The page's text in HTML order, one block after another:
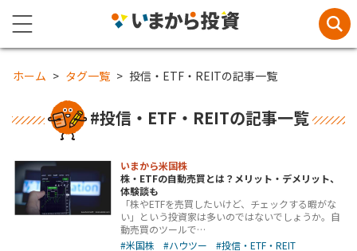
ホーム タグ一覧 投信・ETF・REITの記事一覧
#投信・ETF・REITの記事一覧
いまから米国株
株・ETFの自動売買とは？メリット・デメリット、
体験談も
「株やETFを売買したいけど、チェックする暇がな
い」という投資家は多いのではないでしょうか。自
動売買のツールで…
#米国株
#ハウツー #投信・ETF・REIT